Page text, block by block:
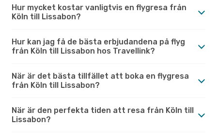
Hur mycket kostar vanligtvis en flygresa från
Köln till Lissabon?
Hur kan jag få de bästa erbjudandena på flyg
från Köln till Lissabon hos Travellink?
När är det bästa tillfället att boka en flygresa
från Köln till Lissabon?
När är den perfekta tiden att resa från Köln till
Lissabon?